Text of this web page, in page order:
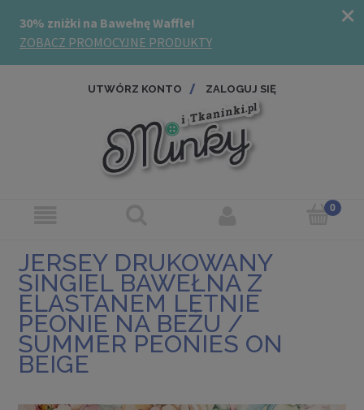
UTWÓRZ KONTO ZALOGUJ SIĘ
JERSEY DRUKOWANY
SINGIEL BAWEŁNA Z
ELASTANEM LETNIE
PEONIE NA BEŻU /
SUMMER PEONIES ON
BEIGE